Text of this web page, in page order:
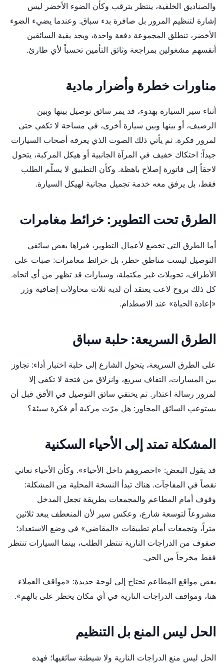
والصناديق الخلفية، ينتظر بترقب وكأن الضوء الأخضر ليس
إشارة لتنظيم المرور بل صافرة بدء سباق. وعندما يضيء الضوء
الأخضر، تنطلق المجموعة دفعة واحدة، ويجد بقية السائقين
أنفسهم مشغولين بمراجعة وثائق التأمين تحسباً لأي طارئ.
مناورات خطرة وأضرار مادية
أثناء سير السيارة بهدوء، قد يمر سائق توصيل بينها وبين
الرصيف، أو بينها وبين سيارة أخرى، في مساحة لا تكفي حتى
لمرور فكرة. ثم يأتي ذلك الصوت الذي يعرفه أصحاب السيارات
جيداً: احتكاك خفيف في المرآة الجانبية أو هيكل المركبة، يتحول
لاحقاً إلى فاتورة إصلاح باهظة. وكأن التطبيق لا يسلّم الطلب
فقط، بل يرفق معه خدمة تجميل مجانية لهيكل السيارة.
الطرق تحت التطوير: خرائط مغامرات
أما الطرق التي تخضع لأعمال التطوير، فيراها بعض سائقي
التوصيل ليست مناطق خطر، بل خرائط مغامرات: صبات على
الأطراف، تحويلات غير مكتملة، وسيارات قد تظهر من أي اتجاه.
كل ذلك بروح لاعب يعتقد أن لديه ثلاث محاولات إضافية وزر
«إعادة الحياة» عند الاصطدام.
الطرق السريعة: حلبة سباق
على الطرق السريعة، يتحول الشارع إلى حلبة اختبار أداء: تجاوز
بين المسارات، التفاف سريع، وانزلاق من فتحة لا تكفي إلا
لمرور رسالة اعتذار. ثم يختفي سائق التوصيل في الأفق قبل أن
يستوعب السائق المجاور: هل مرّت مركبة أم فكرة سيئة؟
المشكلة تمتد إلى الأحياء السكنية
قد يقول البعض: «احصروهم داخل الأحياء». وكأن الأحياء تعاني
نقصاً في المفاجآت. هناك تبدأ النسخة المحلية من المشكلة:
وقوف أمام المطاعم والمجمعات بطريقة تجعل المدخل
مشروعاً لتوسعة شارع، وعكس سير لأن المنعطف يبعد ثلاثين
متراً، وتجمعات أمام تطبيقات «المقاضي» في وضع الاستعداد؛
صفوف من الدراجات النارية تنتظر الطلب، بينما السيارات تنتظر
فقط مخرجاً من الحي.
بعض مواقع المطاعم تحتاج إلى لوحة جديدة: «مواقف العملاء
هنا، ومواقف الدراجات النارية في أي مكان يخطر على بالهم».
الحل ليس المنع بل التنظيم
الحل ليس منع الدراجات النارية ولا شيطنة سائقيها؛ فهذه